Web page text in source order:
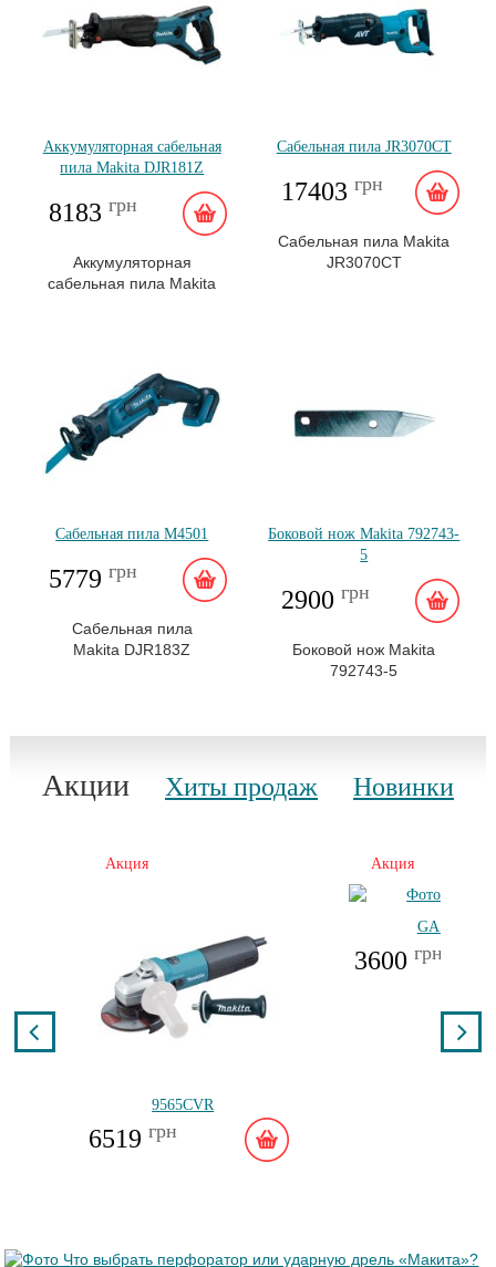
Аккумуляторная сабельная
пила Makita DJR181Z
8183грн
Аккумуляторная
сабельная пила Makita
Сабельная пила JR3070CT
17403 грн
Сабельная пила Makita
JR3070CT
Сабельная пила M4501
5779грн
Сабельная пила
Makita DJR183Z
Боковой нож Makita 792743-
5
2900 грн
Боковой нож Makita
792743-5
Акции Хиты продаж Новинки
Акция
9565CVR
6519грн
Акция
GA5030R
3600грн